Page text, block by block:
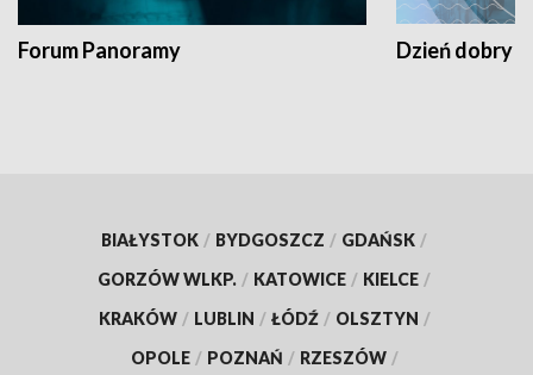
Forum Panoramy Dzień dobry
BIAŁYSTOK / BYDGOSZCZ / GDAŃSK /
GORZÓW WLKP. / KATOWICE / KIELCE /
KRAKÓW / LUBLIN / ŁÓDŹ / OLSZTYN /
OPOLE / POZNAŃ / RZESZÓW /